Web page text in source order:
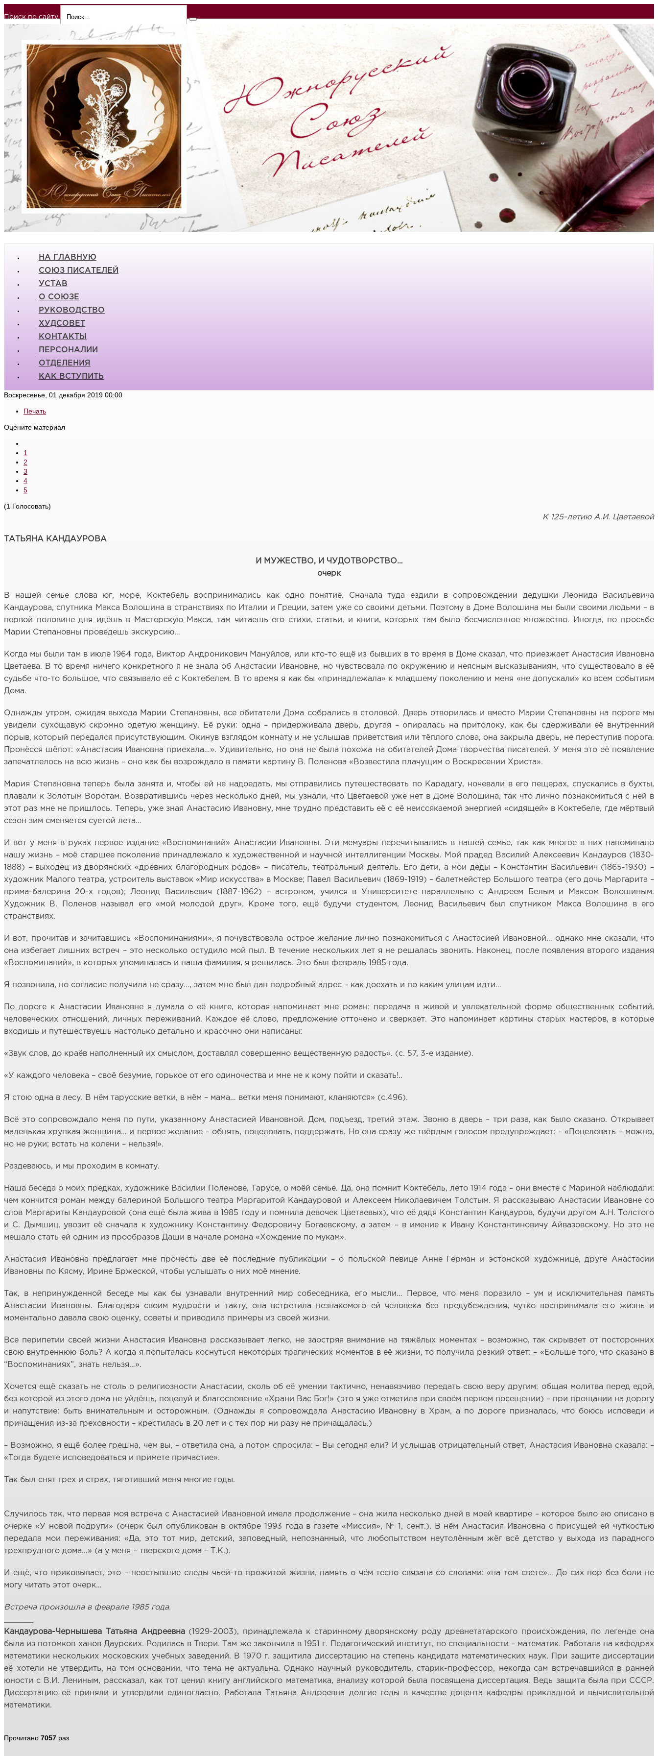
Поиск по сайту
НА ГЛАВНУЮ
СОЮЗ ПИСАТЕЛЕЙ
УСТАВ
О СОЮЗЕ
РУКОВОДСТВО
ХУДСОВЕТ
КОНТАКТЫ
ПЕРСОНАЛИИ
ОТДЕЛЕНИЯ
КАК ВСТУПИТЬ
Воскресенье, 01 декабря 2019 00:00
Печать
Оцените материал
1
2
3
4
5
(1 Голосовать)
К 125-летию А.И. Цветаевой
ТАТЬЯНА КАНДАУРОВА
И МУЖЕСТВО, И ЧУДОТВОРСТВО…
очерк
В нашей семье слова юг, море, Коктебель воспринимались как одно понятие. Сначала туда ездили в сопровождении дедушки Леонида Васильевича
Кандаурова, спутника Макса Волошина в странствиях по Италии и Греции, затем уже со своими детьми. Поэтому в Доме Волошина мы были своими людьми – в
первой половине дня идёшь в Мастерскую Макса, там читаешь его стихи, статьи, и книги, которых там было бесчисленное множество. Иногда, по просьбе
Марии Степановны проведешь экскурсию…
Когда мы были там в июле 1964 года, Виктор Андроникович Мануйлов, или кто-то ещё из бывших в то время в Доме сказал, что приезжает Анастасия Ивановна
Цветаева. В то время ничего конкретного я не знала об Анастасии Ивановне, но чувствовала по окружению и неясным высказываниям, что существовало в её
судьбе что-то большое, что связывало её с Коктебелем. В то время я как бы «принадлежала» к младшему поколению и меня «не допускали» ко всем событиям
Дома.
Однажды утром, ожидая выхода Марии Степановны, все обитатели Дома собрались в столовой. Дверь отворилась и вместо Марии Степановны на пороге мы
увидели сухощавую скромно одетую женщину. Её руки: одна – придерживала дверь, другая – опиралась на притолоку, как бы сдерживали её внутренний
порыв, который передался присутствующим. Окинув взглядом комнату и не услышав приветствия или тёплого слова, она закрыла дверь, не переступив порога.
Пронёсся шёпот: «Анастасия Ивановна приехала…». Удивительно, но она не была похожа на обитателей Дома творчества писателей. У меня это её появление
запечатлелось на всю жизнь – оно как бы возрождало в памяти картину В. Поленова «Возвестила плачущим о Воскресении Христа».
Мария Степановна теперь была занята и, чтобы ей не надоедать, мы отправились путешествовать по Карадагу, ночевали в его пещерах, спускались в бухты,
плавали к Золотым Воротам. Возвратившись через несколько дней, мы узнали, что Цветаевой уже нет в Доме Волошина, так что лично познакомиться с ней в
этот раз мне не пришлось. Теперь, уже зная Анастасию Ивановну, мне трудно представить её с её неиссякаемой энергией «сидящей» в Коктебеле, где мёртвый
сезон зим сменяется суетой лета…
И вот у меня в руках первое издание «Воспоминаний» Анастасии Ивановны. Эти мемуары перечитывались в нашей семье, так как многое в них напоминало
нашу жизнь – моё старшее поколение принадлежало к художественной и научной интеллигенции Москвы. Мой прадед Василий Алексеевич Кандауров (1830-
1888) – выходец из дворянских «древних благородных родов» – писатель, театральный деятель. Его дети, а мои деды – Константин Васильевич (1865-1930) –
художник Малого театра, устроитель выставок «Мир искусства» в Москве; Павел Васильевич (1869-1919) – балетмейстер Большого театра (его дочь Маргарита –
прима-балерина 20-х годов); Леонид Васильевич (1887-1962) – астроном, учился в Университете параллельно с Андреем Белым и Максом Волошиным.
Художник В. Поленов называл его «мой молодой друг». Кроме того, ещё будучи студентом, Леонид Васильевич был спутником Макса Волошина в его
странствиях.
И вот, прочитав и зачитавшись «Воспоминаниями», я почувствовала острое желание лично познакомиться с Анастасией Ивановной… однако мне сказали, что
она избегает лишних встреч – это несколько остудило мой пыл. В течение нескольких лет я не решалась звонить. Наконец, после появления второго издания
«Воспоминаний», в которых упоминалась и наша фамилия, я решилась. Это был февраль 1985 года.
Я позвонила, но согласие получила не сразу…, затем мне был дан подробный адрес – как доехать и по каким улицам идти…
По дороге к Анастасии Ивановне я думала о её книге, которая напоминает мне роман: передача в живой и увлекательной форме общественных событий,
человеческих отношений, личных переживаний. Каждое её слово, предложение отточено и сверкает. Это напоминает картины старых мастеров, в которые
входишь и путешествуешь настолько детально и красочно они написаны:
«Звук слов, до краёв наполненный их смыслом, доставлял совершенно вещественную радость». (c. 57, 3-е издание).
«У каждого человека – своё безумие, горькое от его одиночества и мне не к кому пойти и сказать!..
Я стою одна в лесу. В нём тарусские ветки, в нём – мама… ветки меня понимают, кланяются» (c.496).
Всё это сопровождало меня по пути, указанному Анастасией Ивановной. Дом, подъезд, третий этаж. Звоню в дверь – три раза, как было сказано. Открывает
маленькая хрупкая женщина… и первое желание – обнять, поцеловать, поддержать. Но она сразу же твёрдым голосом предупреждает: – «Поцеловать – можно,
но не руки; встать на колени – нельзя!».
Раздеваюсь, и мы проходим в комнату.
Наша беседа о моих предках, художнике Василии Поленове, Тарусе, о моёй семье. Да, она помнит Коктебель, лето 1914 года – они вместе с Мариной наблюдали:
чем кончится роман между балериной Большого театра Маргаритой Кандауровой и Алексеем Николаевичем Толстым. Я рассказываю Анастасии Ивановне со
слов Маргариты Кандауровой (она ещё была жива в 1985 году и помнила девочек Цветаевых), что её дядя Константин Кандауров, будучи другом А.Н. Толстого
и С. Дымшиц, увозит её сначала к художнику Константину Федоровичу Богаевскому, а затем – в имение к Ивану Константиновичу Айвазовскому. Но это не
мешало стать ей одним из прообразов Даши в начале романа «Хождение по мукам».
Анастасия Ивановна предлагает мне прочесть две её последние публикации – о польской певице Анне Герман и эстонской художнице, друге Анастасии
Ивановны по Кясму, Ирине Бржеской, чтобы услышать о них моё мнение.
Так, в непринужденной беседе мы как бы узнавали внутренний мир собеседника, его мысли… Первое, что меня поразило – ум и исключительная память
Анастасии Ивановны. Благодаря своим мудрости и такту, она встретила незнакомого ей человека без предубеждения, чутко воспринимала его жизнь и
моментально давала свою оценку, советы и приводила примеры из своей жизни.
Все перипетии своей жизни Анастасия Ивановна рассказывает легко, не заостряя внимание на тяжёлых моментах – возможно, так скрывает от посторонних
свою внутреннюю боль? А когда я попыталась коснуться некоторых трагических моментов в её жизни, то получила резкий ответ: – «Больше того, что сказано в
“Воспоминаниях”, знать нельзя…».
Хочется ещё сказать не столь о религиозности Анастасии, сколь об её умении тактично, ненавязчиво передать свою веру другим: общая молитва перед едой,
без которой из этого дома не уйдёшь, поцелуй и благословение «Храни Вас Бог!» (это я уже отметила при своём первом посещении) – при прощании на дорогу
и напутствие: быть внимательным и осторожным. (Однажды я сопровождала Анастасию Ивановну в Храм, а по дороге призналась, что боюсь исповеди и
причащения из-за греховности – крестилась в 20 лет и с тех пор ни разу не причащалась.)
– Возможно, я ещё более грешна, чем вы, – ответила она, а потом спросила: – Вы сегодня ели? И услышав отрицательный ответ, Анастасия Ивановна сказала: –
«Тогда будете исповедоваться и примете причастие».
Так был снят грех и страх, тяготивший меня многие годы.
Случилось так, что первая моя встреча с Анастасией Ивановной имела продолжение – она жила несколько дней в моей квартире – которое было ею описано в
очерке «У новой подруги» (очерк был опубликован в октябре 1993 года в газете «Миссия», № 1, сент.). В нём Анастасия Ивановна с присущей ей чуткостью
передала мои переживания: «Да, это тот мир, детский, заповедный, непознанный, что любопытством неутолённым жёг всё детство у выхода из парадного
трехпрудного дома…» (а у меня – тверского дома – Т.К.).
И ещё, что приковывает, это – неостывшие следы чьей-то прожитой жизни, память о чём тесно связана со словами: «на том свете»… До сих пор без боли не
могу читать этот очерк…
Встреча произошла в феврале 1985 года.
Кандаурова-Чернышева Татьяна Андреевна(1929-2003), принадлежала к старинному дворянскому роду древнетатарского происхождения, по легенде она
была из потомков ханов Даурских. Родилась в Твери. Там же закончила в 1951 г. Педагогический институт, по специальности – математик. Работала на кафедрах
математики нескольких московских учебных заведений. В 1970 г. защитила диссертацию на степень кандидата математических наук. При защите диссертации
её хотели не утвердить, на том основании, что тема не актуальна. Однако научный руководитель, старик-профессор, некогда сам встречавшийся в ранней
юности с В.И. Лениным, рассказал, как тот ценил книгу английского математика, анализу которой была посвящена диссертация. Ведь защита была при СССР.
Диссертацию её приняли и утвердили единогласно. Работала Татьяна Андреевна долгие годы в качестве доцента кафедры прикладной и вычислительной
математики.
Прочитано 7057 раз